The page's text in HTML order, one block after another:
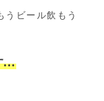
ビール飲もう
…